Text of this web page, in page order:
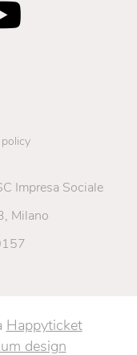
Impresa Sociale
Milano
Happyticket
design